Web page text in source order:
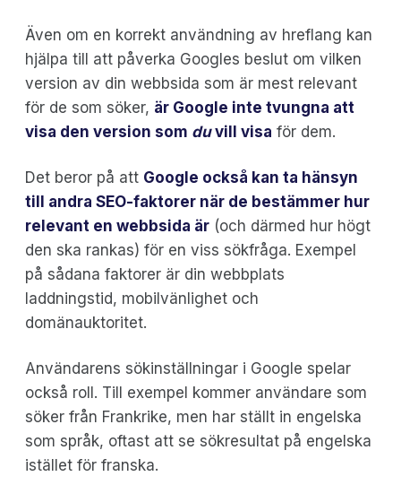
Även om en korrekt användning av hreflang kan
hjälpa till att påverka Googles beslut om vilken
version av din webbsida som är mest relevant
för de som söker, är Google inte tvungna att
visa den version som duvill visa för dem.
Det beror på att Google också kan ta hänsyn
till andra SEO-faktorer när de bestämmer hur
relevant en webbsida är (och därmed hur högt
den ska rankas) för en viss sökfråga. Exempel
på sådana faktorer är din webbplats
laddningstid, mobilvänlighet och
domänauktoritet.
Användarens sökinställningar i Google spelar
också roll. Till exempel kommer användare som
söker från Frankrike, men har ställt in engelska
som språk, oftast att se sökresultat på engelska
istället för franska.